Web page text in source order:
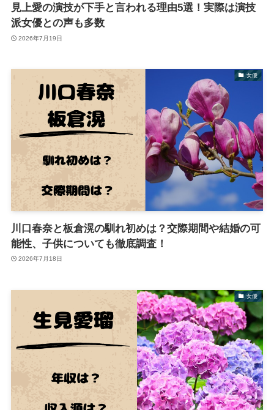
見上愛の演技が下手と言われる理由5選！実際は演技
派女優との声も多数
2026年7月19日
女優
川口春奈と板倉滉の馴れ初めは？交際期間や結婚の可
能性、子供についても徹底調査！
2026年7月18日
女優